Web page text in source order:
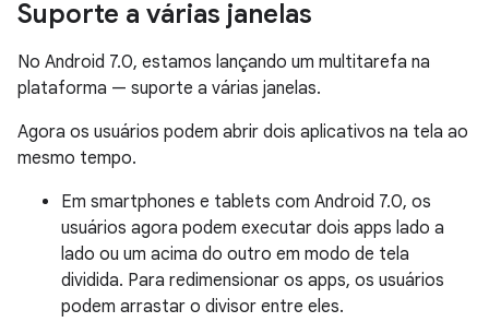
Suporte a várias janelas
No Android 7.0, estamos lançando um multitarefa na
plataforma — suporte a várias janelas.
Agora os usuários podem abrir dois aplicativos na tela ao
mesmo tempo.
Em smartphones e tablets com Android 7.0, os
usuários agora podem executar dois apps lado a
lado ou um acima do outro em modo de tela
dividida. Para redimensionar os apps, os usuários
podem arrastar o divisor entre eles.